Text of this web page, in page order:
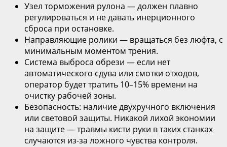
Узел торможения рулона — должен плавно
регулироваться и не давать инерционного
сброса при остановке.
Направляющие ролики — вращаться без люфта, с
минимальным моментом трения.
Система выброса обрези — если нет
автоматического сдува или смотки отходов,
оператор будет тратить 10–15% времени на
очистку рабочей зоны.
Безопасность: наличие двухручного включения
или световой защиты. Никакой лихой экономии
на защите — травмы кисти руки в таких станках
случаются из-за ложного чувства контроля.